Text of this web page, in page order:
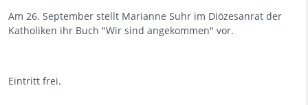
Am 26. September stellt Marianne Suhr im Diözesanrat der
Katholiken ihr Buch "Wir sind angekommen" vor.
Eintritt frei.